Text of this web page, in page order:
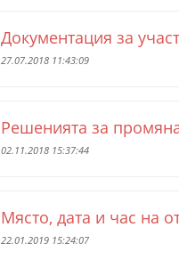
Документация за
27.07.2018 11:43:09
Решенията за
02.11.2018 15:37:44
Място, дата и час на
22.01.2019 15:24:07